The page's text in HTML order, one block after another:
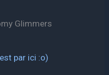
Glimmers
par ici :o)